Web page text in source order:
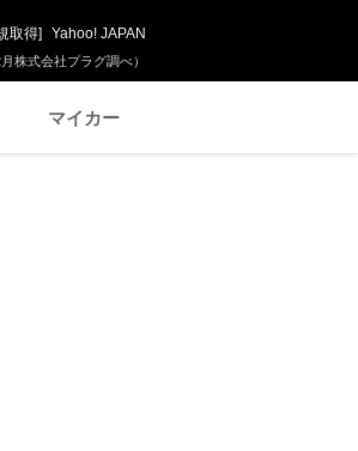
株式会社プラグ調べ）
取得] Yahoo! JAPAN
マイカー